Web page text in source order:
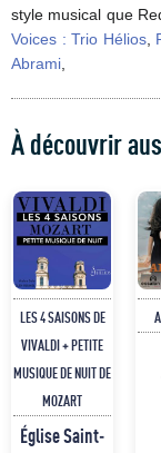
style musical que
Voices : Trio Hélios,
Abrami
À découvrir
LES 4 SAISONS DE
VIVALDI + PETITE
MUSIQUE DE NUIT DE
MOZART
Église Saint-